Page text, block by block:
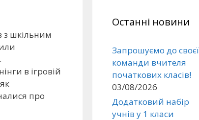
з шкільним
в ігровій
про
Останні новини
Запрошуємо до своєї
команди вчителя
початкових класів!
03/08/2026
Додатковий набір
учнів у 1 класи